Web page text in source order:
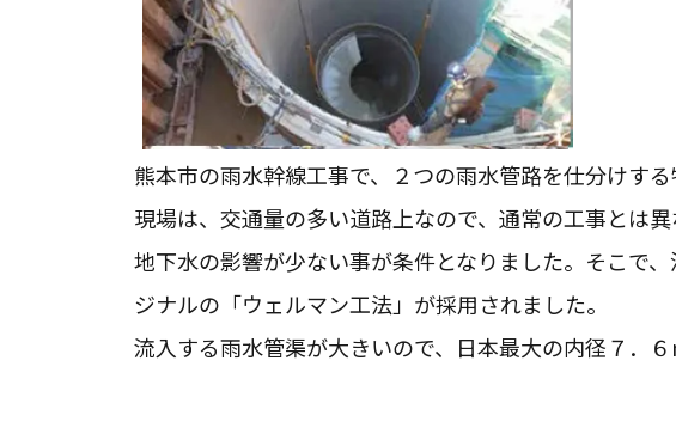
熊本市の雨水幹線工事で、２つの雨水管路を仕分けす
現場は、交通量の多い道路上なので、通常の工事とは
地下水の影響が少ない事が条件となりました。そこで
ジナルの「ウェルマン工法」が採用されました。
流入する雨水管渠が大きいので、日本最大の内径７．